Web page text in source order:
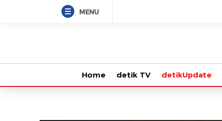
MENU
Home detik TV detikUpdate